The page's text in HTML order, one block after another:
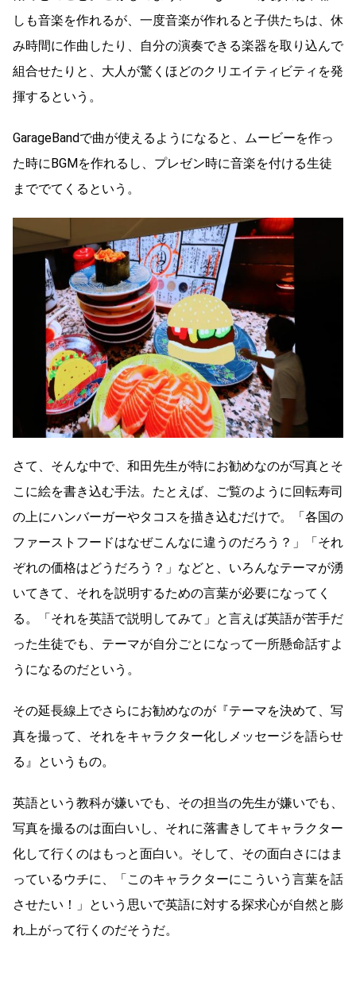
しも音楽を作れるが、一度音楽が作れると子供たちは、休
み時間に作曲したり、自分の演奏できる楽器を取り込んで
組合せたりと、大人が驚くほどのクリエイティビティを発
揮するという。
GarageBandで曲が使えるようになると、ムービーを作っ
た時にBGMを作れるし、プレゼン時に音楽を付ける生徒
まででてくるという。
さて、そんな中で、和田先生が特にお勧めなのが写真とそ
こに絵を書き込む手法。たとえば、ご覧のように回転寿司
の上にハンバーガーやタコスを描き込むだけで。「各国の
ファーストフードはなぜこんなに違うのだろう？」「それ
ぞれの価格はどうだろう？」などと、いろんなテーマが湧
いてきて、それを説明するための言葉が必要になってく
る。「それを英語で説明してみて」と言えば英語が苦手だ
った生徒でも、テーマが自分ごとになって一所懸命話すよ
うになるのだという。
その延長線上でさらにお勧めなのが『テーマを決めて、写
真を撮って、それをキャラクター化しメッセージを語らせ
る』というもの。
英語という教科が嫌いでも、その担当の先生が嫌いでも、
写真を撮るのは面白いし、それに落書きしてキャラクター
化して行くのはもっと面白い。そして、その面白さにはま
っているウチに、「このキャラクターにこういう言葉を話
させたい！」という思いで英語に対する探求心が自然と膨
れ上がって行くのだそうだ。